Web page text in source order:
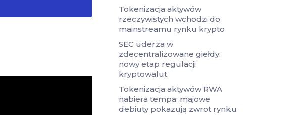
Tokenizacja aktywów
rzeczywistych wchodzi do
mainstreamu rynku krypto
SEC uderza w
zdecentralizowane giełdy:
nowy etap regulacji
kryptowalut
Tokenizacja aktywów RWA
nabiera tempa: majowe
debiuty pokazują zwrot rynku